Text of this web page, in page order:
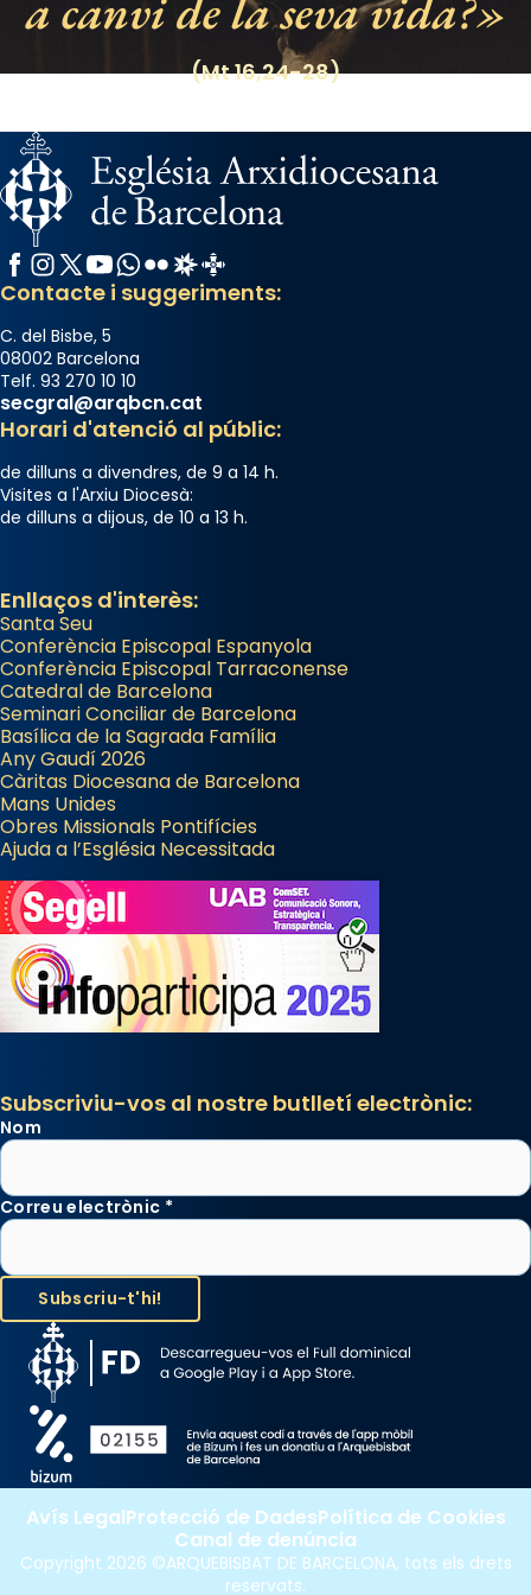
(Mt 16,24-28)
Facebook
Instagram
X / Twitter
YouTube
WhatsApp
FlickrRadio Estel
Catalunya Cristiana
Contacte i suggeriments:
C. del Bisbe, 5
08002 Barcelona
Telf. 93 270 10 10
secgral@arqbcn.cat
Horari d'atenció al públic:
de dilluns a divendres, de 9 a 14 h.
Visites a l'Arxiu Diocesà:
de dilluns a dijous, de 10 a 13 h.
Enllaços d'interès:
Santa Seu
Conferència Episcopal Espanyola
Conferència Episcopal Tarraconense
Catedral de Barcelona
Seminari Conciliar de Barcelona
Basílica de la Sagrada Família
Any Gaudí 2026
Càritas Diocesana de Barcelona
Mans Unides
Obres Missionals Pontifícies
Ajuda a l’Església Necessitada
Subscriviu-vos al nostre butlletí electrònic:
Nom
Correu electrònic *
Copyright 2026 ©ARQUEBISBAT DE BARCELONA, tots els drets
reservats.
Avís LegalProtecció de DadesPolítica de Cookies
Canal de denúncia